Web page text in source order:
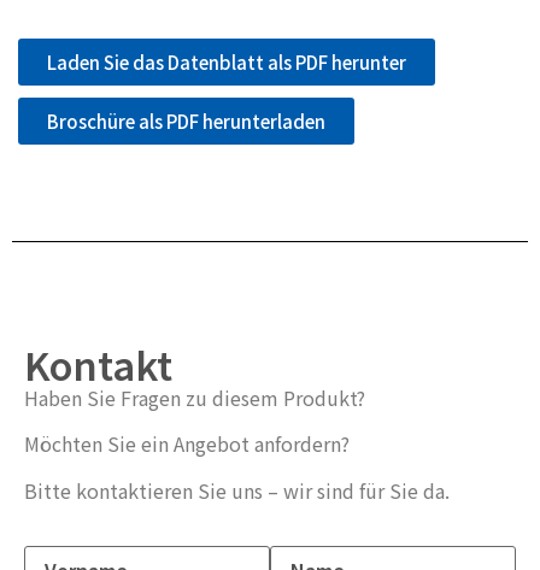
Laden Sie das Datenblatt als PDF herunter
Broschüre als PDF herunterladen
Kontakt
Haben Sie Fragen zu diesem Produkt?
Möchten Sie ein Angebot anfordern?
Bitte kontaktieren Sie uns – wir sind für Sie da.